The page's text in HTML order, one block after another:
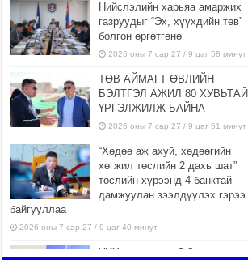
Нийслэлийн харьяа амаржих
газруудыг “Эх, хүүхдийн төв”
болгон өргөтгөнө
2026 оны 7 сар 27 / 9 цаг 58 минут
ТӨВ АЙМАГТ ӨВЛИЙН
БЭЛТГЭЛ АЖИЛ 80 ХУВЬТАЙ
ҮРГЭЛЖИЛЖ БАЙНА
2026 оны 7 сар 27 / 9 цаг 51 минут
“Хөдөө аж ахуй, хөдөөгийн
хөгжил төслийн 2 дахь шат”
төслийн хүрээнд 4 банктай
дамжуулан зээлдүүлэх гэрээ
байгууллаа
2026 оны 7 сар 27 / 9 цаг 40 минут
УИХ-ын гишүүн С.Зулпхар: